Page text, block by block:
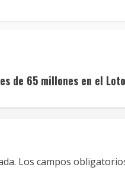
de 65 millones en el
Los campos